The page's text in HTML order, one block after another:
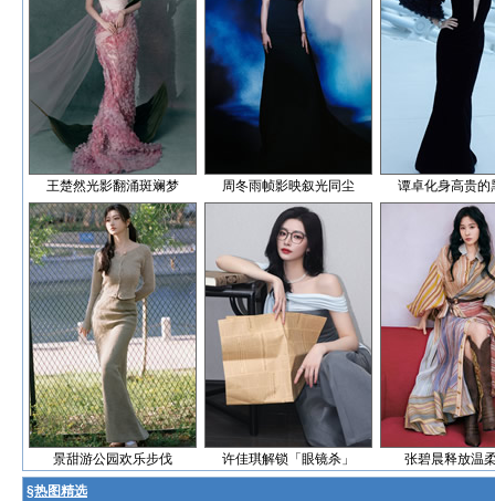
王楚然光影翻涌斑斓梦 周冬雨帧影映叙光同尘 谭卓化身高贵的
景甜游公园欢乐步伐 许佳琪解锁「眼镜杀」 张碧晨释放温
§热图精选